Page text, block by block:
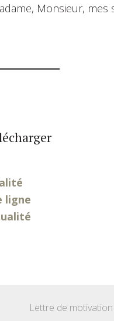
Monsieur, mes
ligne
Lettre de